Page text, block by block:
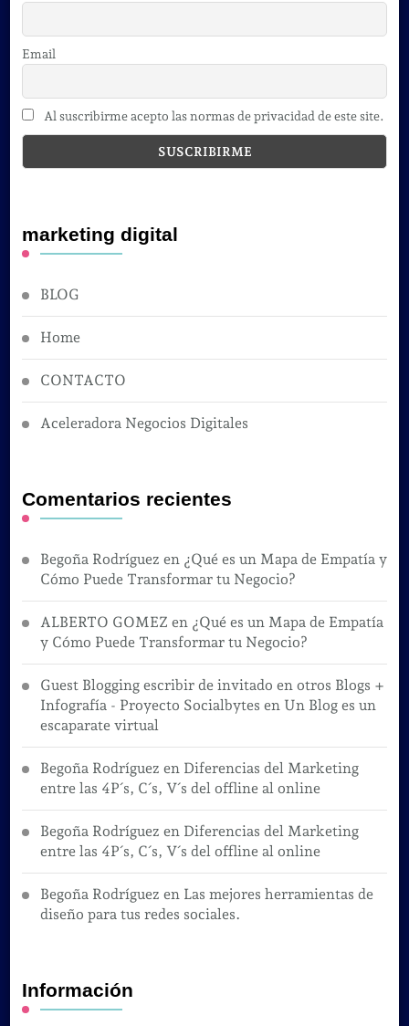
Email
Al suscribirme acepto las normas de privacidad de este site.
marketing digital
BLOG
Home
CONTACTO
Aceleradora Negocios Digitales
Comentarios recientes
Begoña Rodríguez en ¿Qué es un Mapa de Empatía y
Cómo Puede Transformar tu Negocio?
ALBERTO GOMEZ en ¿Qué es un Mapa de Empatía
y Cómo Puede Transformar tu Negocio?
Guest Blogging escribir de invitado en otros Blogs +
Infografía - Proyecto Socialbytes en Un Blog es un
escaparate virtual
Begoña Rodríguez en Diferencias del Marketing
entre las 4P´s, C´s, V´s del offline al online
Begoña Rodríguez en Diferencias del Marketing
entre las 4P´s, C´s, V´s del offline al online
Begoña Rodríguez en Las mejores herramientas de
diseño para tus redes sociales.
Información